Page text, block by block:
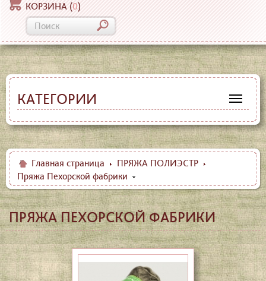
КОРЗИНА (0)
КАТЕГОРИИ
Главная страница
ПРЯЖА ПОЛИЭСТР
Пряжа Пехорской фабрики
ПРЯЖА ПЕХОРСКОЙ ФАБРИКИ